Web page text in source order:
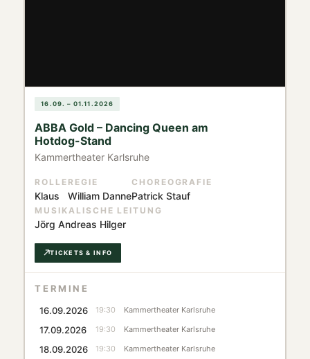
16.09. – 01.11.2026
ABBA Gold – Dancing Queen am
Hotdog-Stand
Kammertheater Karlsruhe
ROLLE
Klaus
REGIE
William Danne
CHOREOGRAFIE
Patrick Stauf
MUSIKALISCHE LEITUNG
Jörg Andreas Hilger
TICKETS & INFO
TERMINE
16.09.2026
19:30 Kammertheater Karlsruhe
17.09.2026 19:30 Kammertheater Karlsruhe
18.09.2026 19:30 Kammertheater Karlsruhe